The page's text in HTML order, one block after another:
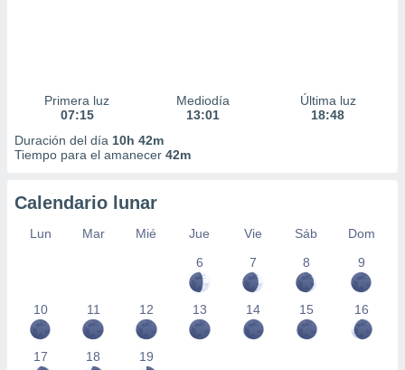
Primera luz
07:15
Mediodía
13:01
Última luz
18:48
Duración del día 10h 42m
Tiempo para el amanecer 42m
Calendario lunar
Lun Mar Mié Jue Vie Sáb
Dom
6
7 8 9
10 11 12 13 14 15 16
17 18 19